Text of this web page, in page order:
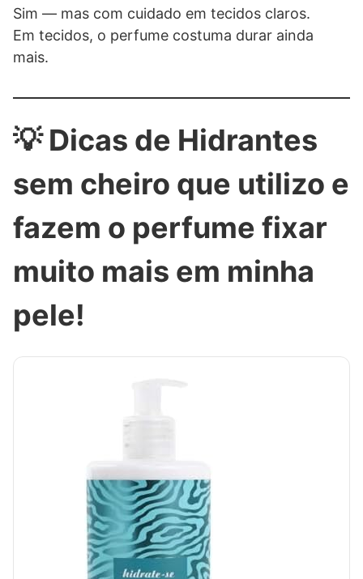
Sim — mas com cuidado em tecidos claros.
Em tecidos, o perfume costuma durar ainda
mais.
💡 Dicas de Hidrantes
sem cheiro que utilizo e
fazem o perfume fixar
muito mais em minha
pele!